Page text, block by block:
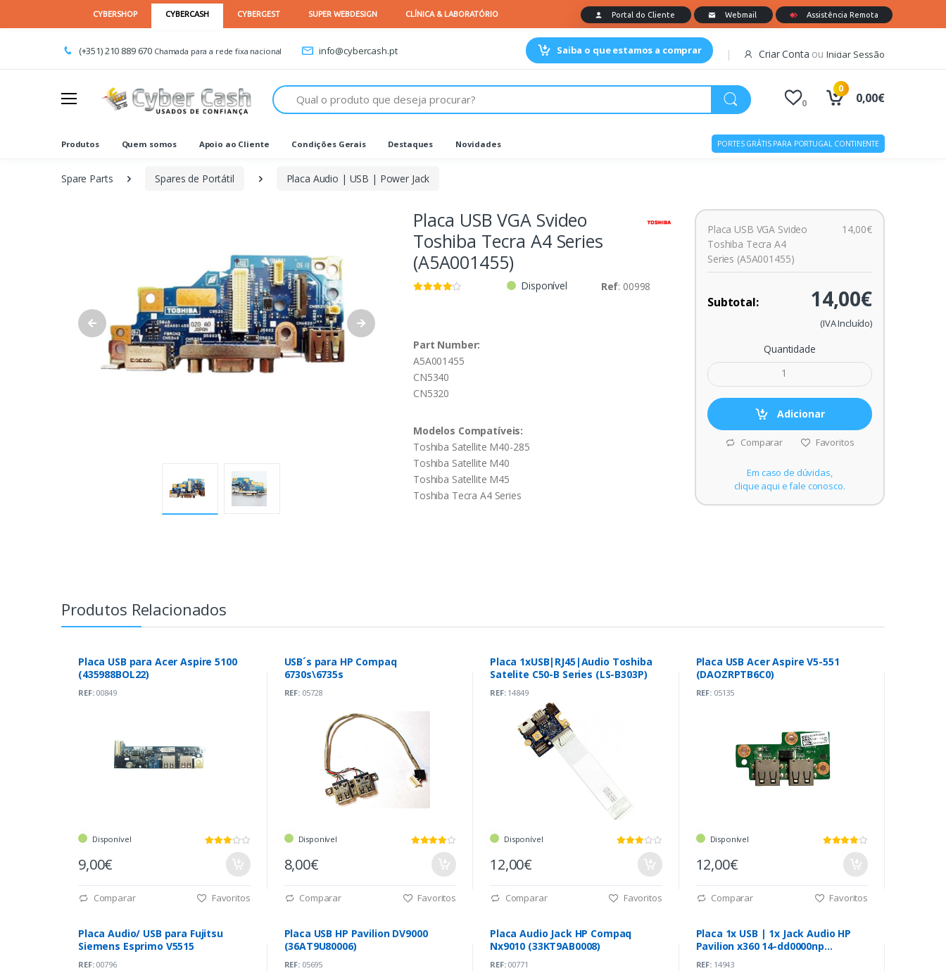
(+351) 210 889 670 Chamada para a rede fixa nacional info@cybercash.pt Saiba o que estamos a comprar Criar Conta ouIniciar Sessão
Procurar
0
0
0,00€
Produtos Quem somos Apoio ao Cliente Condições Gerais Destaques Novidades PORTES GRÁTIS PARA PORTUGAL CONTINENTE
Spare Parts Spares de Portátil Placa Audio | USB | Power Jack
Placa USB VGA Svideo
Toshiba Tecra A4 Series
(A5A001455)
Disponível Ref: 00998
Part Number:
A5A001455
CN5340
CN5320
Modelos Compatíveis:
Toshiba Satellite M40-285
Toshiba Satellite M40
Toshiba Satellite M45
Toshiba Tecra A4 Series
Placa USB VGA Svideo
Toshiba Tecra A4
Series (A5A001455)
14,00€
Subtotal: 14,00€
(IVA Incluído)
Quantidade
Adicionar
Comparar Favoritos
Em caso de dúvidas,
clique aqui e fale conosco.
Produtos Relacionados
Placa USB para Acer Aspire 5100
(435988BOL22)
REF:00849
Disponível
9,00€
Comparar Favoritos
USB´s para HP Compaq
6730s\6735s
REF:05728
Disponível
8,00€
Comparar Favoritos
Placa 1xUSB|RJ45|Audio Toshiba
Satelite C50-B Series (LS-B303P)
REF:14849
Disponível
12,00€
Comparar Favoritos
Placa USB Acer Aspire V5-551
(DAOZRPTB6C0)
REF:05135
Disponível
12,00€
Comparar Favoritos
Placa Audio/ USB para Fujitsu
Siemens Esprimo V5515
REF:00796
Placa USB HP Pavilion DV9000
(36AT9U80006)
REF:05695
Placa Audio Jack HP Compaq
Nx9010 (33KT9AB0008)
REF:00771
Placa 1x USB | 1x Jack Audio HP
Pavilion x360 14-dd0000np
(448.0E803.0011)
REF:14943